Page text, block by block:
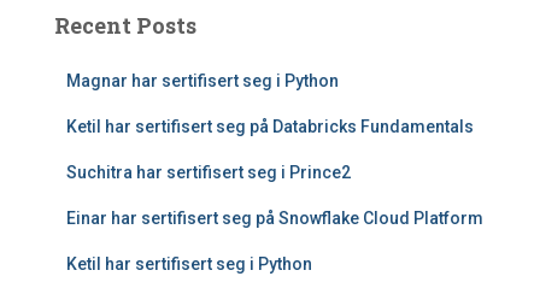
Recent Posts
Magnar har sertifisert seg i Python
Ketil har sertifisert seg på Databricks Fundamentals
Suchitra har sertifisert seg i Prince2
Einar har sertifisert seg på Snowflake Cloud Platform
Ketil har sertifisert seg i Python